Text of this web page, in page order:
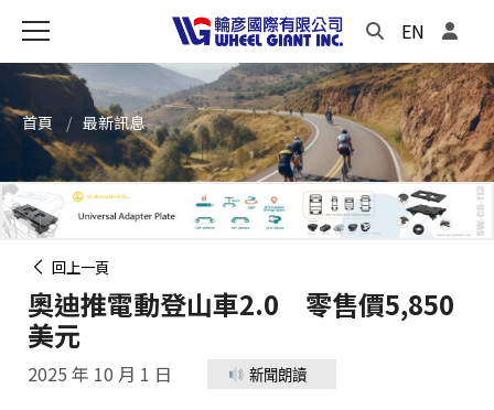
EN
首頁 最新訊息
回上一頁
奧迪推電動登山車2.0 零售價5,850
美元
2025 年 10 月 1 日 新聞朗讀